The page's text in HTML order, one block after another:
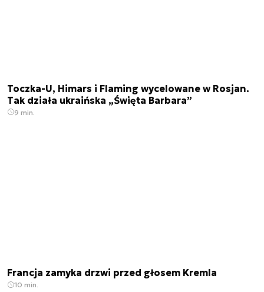
Toczka-U, Himars i Flaming wycelowane w Rosjan.
Tak działa ukraińska „Święta Barbara”
9 min.
Francja zamyka drzwi przed głosem Kremla
10 min.